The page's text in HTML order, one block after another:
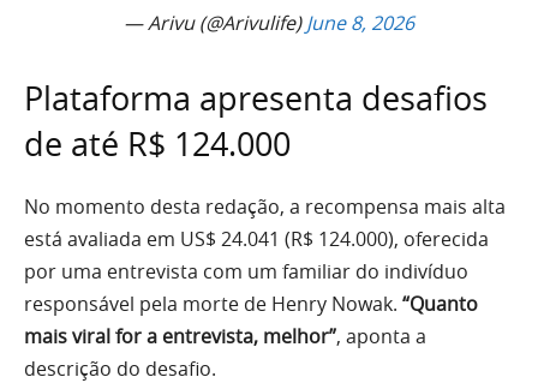
— Arivu (@Arivulife)June 8, 2026
Plataforma apresenta desafios
de até R$ 124.000
No momento desta redação, a recompensa mais alta
está avaliada em US$ 24.041 (R$ 124.000), oferecida
por uma entrevista com um familiar do indivíduo
responsável pela morte de Henry Nowak. “Quanto
mais viral for a entrevista, melhor”, aponta a
descrição do desafio.